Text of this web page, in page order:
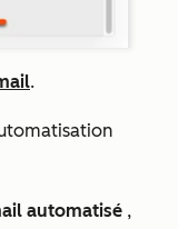
.
automatisé ,